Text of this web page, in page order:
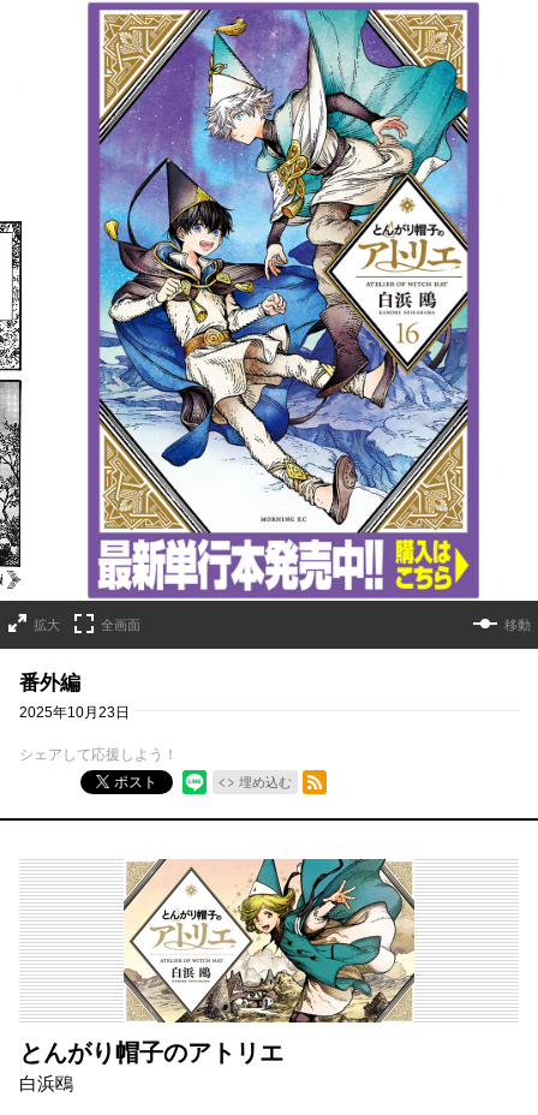
詳細ページへのリンク
拡大 全画面 移動
番外編
2025年10月23日
シェアして応援しよう！
ポスト
埋め込む
RSSフィード
とんがり帽子のアトリエ
白浜鴎